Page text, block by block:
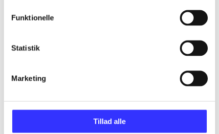
Funktionelle
Statistik
Marketing
Tillad alle